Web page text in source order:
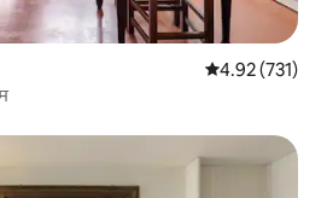
5 पैकी 4.92
4.92 (731)